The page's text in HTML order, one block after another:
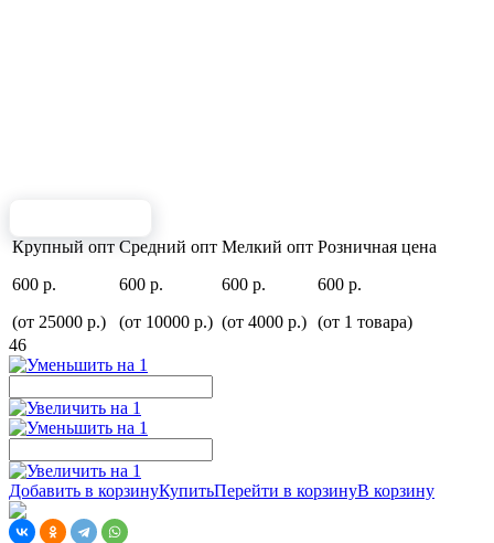
Крупный опт
600 р.
(от 25000 р.)
Средний опт
600 р.
(от 10000 р.)
Мелкий опт
600 р.
(от 4000 р.)
Розничная цена
600 р.
(от 1 товара)
46
Добавить в корзинуКупитьПерейти в корзинуВ корзину